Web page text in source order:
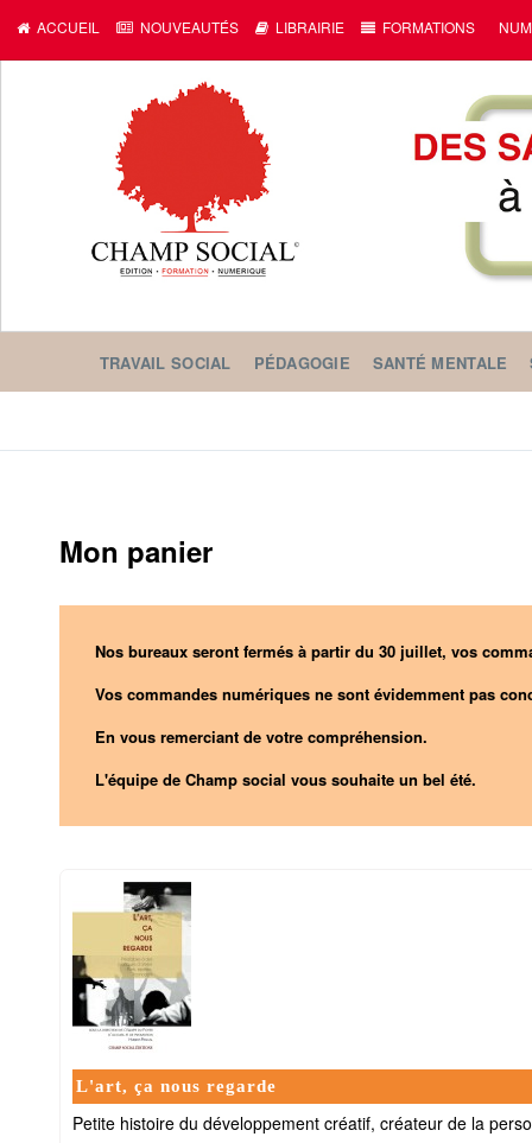
ACCUEIL NOUVEAUTÉS LIBRAIRIE FORMATIONS
TRAVAIL SOCIAL PÉDAGOGIE SANTÉ MENTALE
Mon panier
Nos bureaux seront fermés à partir du 30 juillet, vos
Vos commandes numériques ne sont évidemment pas
En vous remerciant de votre compréhension.
L'équipe de Champ social vous souhaite un bel été.
L'art, ça nous regarde
Petite histoire du développement créatif, créateur de la